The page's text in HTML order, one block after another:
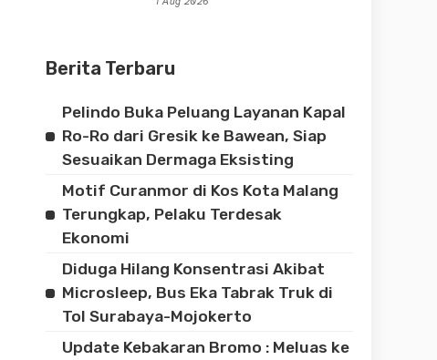
Berita Terbaru
Pelindo Buka Peluang Layanan Kapal
Ro-Ro dari Gresik ke Bawean, Siap
Sesuaikan Dermaga Eksisting
Motif Curanmor di Kos Kota Malang
Terungkap, Pelaku Terdesak
Ekonomi
Diduga Hilang Konsentrasi Akibat
Microsleep, Bus Eka Tabrak Truk di
Tol Surabaya-Mojokerto
Update Kebakaran Bromo : Meluas ke